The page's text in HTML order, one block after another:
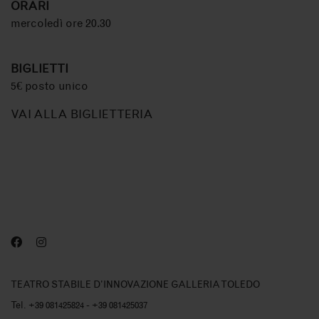
ORARI
mercoledì ore 20.30
BIGLIETTI
5€ posto unico
VAI ALLA BIGLIETTERIA
TEATRO STABILE D'INNOVAZIONE GALLERIA TOLEDO
Tel. +39 081425824 - +39 081425037